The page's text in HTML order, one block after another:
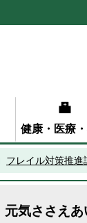
健康・医療
フレイル対策推進
元気ささえ